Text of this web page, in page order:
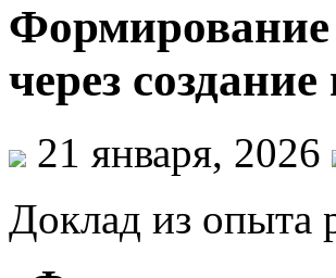
Формирование
через
21 января, 2026
Доклад из опыта